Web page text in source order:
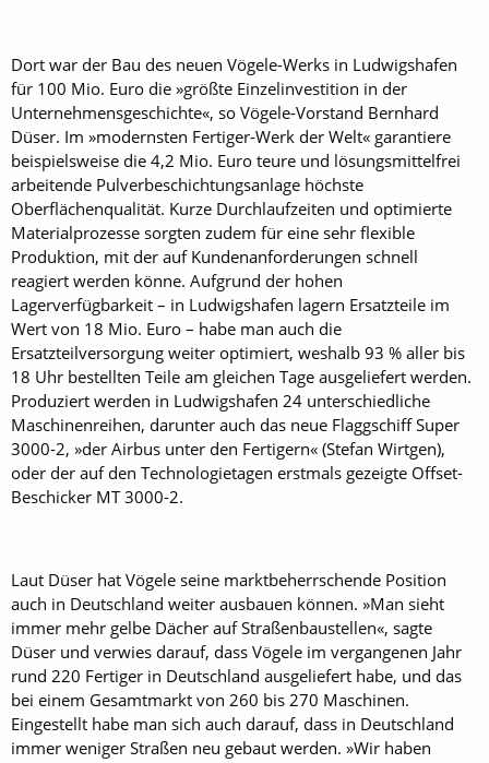
Dort war der Bau des neuen Vögele-Werks in Ludwigshafen
für 100 Mio. Euro die »größte Einzelinvestition in der
Unternehmensgeschichte«, so Vögele-Vorstand Bernhard
Düser. Im »modernsten Fertiger-Werk der Welt« garantiere
beispielsweise die 4,2 Mio. Euro teure und lösungsmittelfrei
arbeitende Pulverbeschichtungsanlage höchste
Oberflächenqualität. Kurze Durchlaufzeiten und optimierte
Materialprozesse sorgten zudem für eine sehr flexible
Produktion, mit der auf Kundenanforderungen schnell
reagiert werden könne. Aufgrund der hohen
Lagerverfügbarkeit – in Ludwigshafen ­lagern Ersatzteile im
Wert von 18 Mio. Euro – habe man auch die
Ersatzteilversorgung weiter optimiert, weshalb 93 % aller bis
18 Uhr bestellten Teile am gleichen Tage ausgeliefert werden.
Produziert werden in Ludwigshafen 24 unterschiedliche
Maschinenreihen, darunter auch das neue Flaggschiff Super
3000-2, »der Airbus unter den Fertigern« (Stefan Wirtgen),
oder der auf den Technologietagen erstmals gezeigte Offset-
Beschicker MT 3000-2.
Laut Düser hat Vögele seine marktbeherrschende Position
auch in Deutschland weiter ausbauen können. »Man sieht
immer mehr gelbe Dächer auf Straßenbaustellen«, sagte
Düser und verwies darauf, dass Vögele im vergangenen Jahr
rund 220 Fertiger in Deutschland ausgeliefert habe, und das
bei einem Gesamtmarkt von 260 bis 270 Maschinen.
Eingestellt habe man sich auch darauf, dass in Deutschland
immer weniger Straßen neu gebaut werden. »Wir haben